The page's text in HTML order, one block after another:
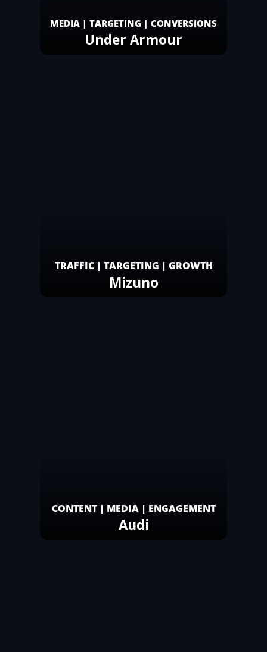
MEDIA | TARGETING | CONVERSIONS
Under Armour
TRAFFIC | TARGETING | GROWTH
Mizuno
CONTENT | MEDIA | ENGAGEMENT
Audi